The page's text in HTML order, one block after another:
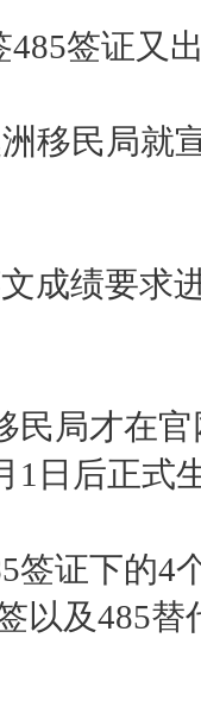
485签证又
移民局就
成绩要求
民局才在
1日后正式
签证下的4
以及485替